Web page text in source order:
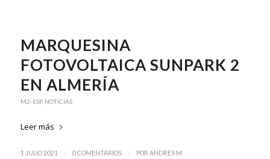
MARQUESINA
FOTOVOLTAICA SUNPARK 2
EN ALMERÍA
M2-ESP, NOTICIAS
Leer más
1 JULIO 2021 / 0 COMENTARIOS / POR ANDRES M